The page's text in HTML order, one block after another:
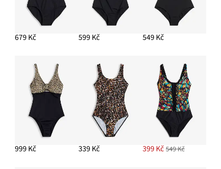
679 Kč 599 Kč 549 Kč
999 Kč 339 Kč 399 Kč 549 Kč